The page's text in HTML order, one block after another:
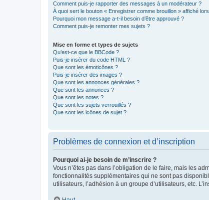
Comment puis-je rapporter des messages à un modérateur ?
À quoi sert le bouton « Enregistrer comme brouillon » affiché
Pourquoi mon message a-t-il besoin d’être approuvé ?
Comment puis-je remonter mes sujets ?
Mise en forme et types de sujets
Qu’est-ce que le BBCode ?
Puis-je insérer du code HTML ?
Que sont les émoticônes ?
Puis-je insérer des images ?
Que sont les annonces générales ?
Que sont les annonces ?
Que sont les notes ?
Que sont les sujets verrouillés ?
Que sont les icônes de sujet ?
Problèmes de connexion et d’inscription
Pourquoi ai-je besoin de m’inscrire ?
Vous n’êtes pas dans l’obligation de le faire, mais les
fonctionnalités supplémentaires qui ne sont pas
utilisateurs, l’adhésion à un groupe d’utilisateurs, etc.